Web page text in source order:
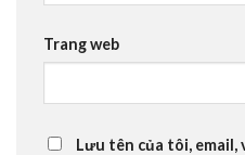
Trang web
Lưu tên của tôi,